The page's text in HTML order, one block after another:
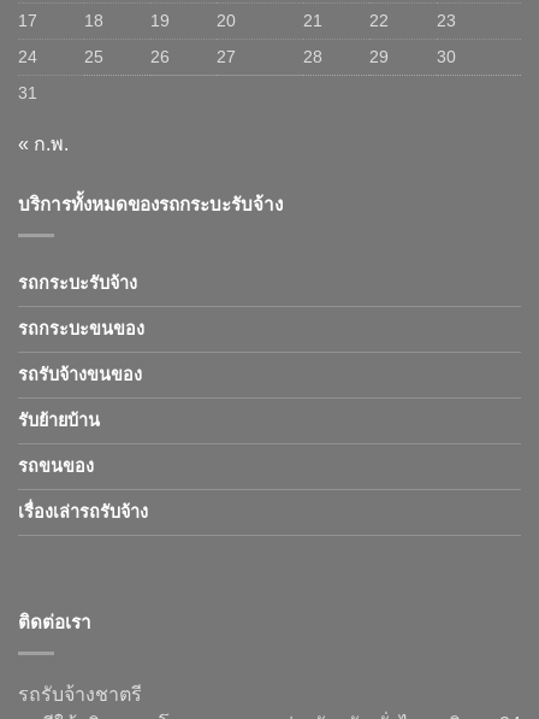
17
18 19 20 21 22
23
24
25 26 27 28 29
30
31
« ก.พ.
บริการทั้งหมดของรถกระบะรับจ้าง
รถกระบะรับจ้าง
รถกระบะขนของ
รถรับจ้างขนของ
รับย้ายบ้าน
รถขนของ
เรื่องเล่ารถรับจ้าง
ติดต่อเรา
รถรับจ้างชาตรี